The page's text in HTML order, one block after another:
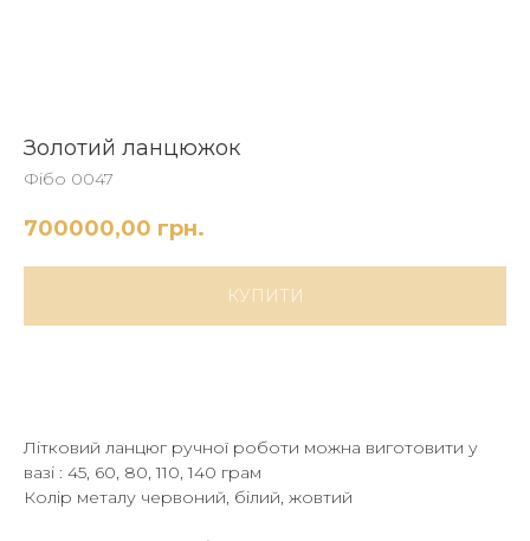
Золотий ланцюжок
Фібо 0047
700000,00 грн.
КУПИТИ
Літковий ланцюг ручної роботи можна виготовити у
вазі : 45, 60, 80, 110, 140 грам
Колір металу червоний, білий, жовтий